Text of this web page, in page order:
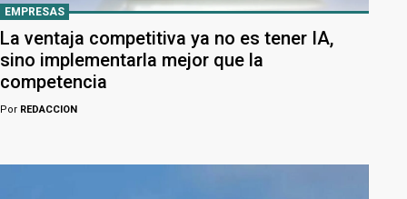
EMPRESAS
La ventaja competitiva ya no es tener IA,
sino implementarla mejor que la
competencia
Por REDACCION